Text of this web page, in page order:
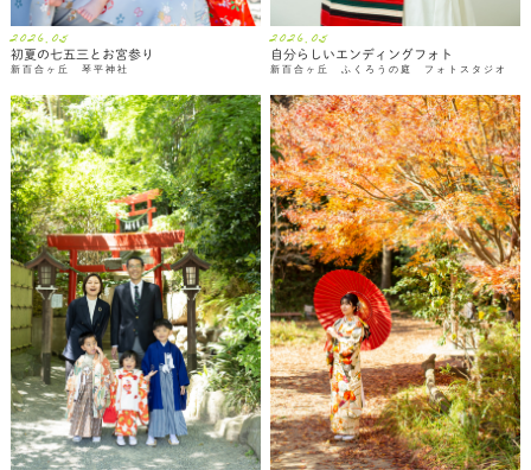
2026.05
初夏の七五三とお宮参り
新百合ヶ丘 琴平神社
2026.05
自分らしいエンディングフォト
新百合ヶ丘 ふくろうの庭 フォトスタジオ